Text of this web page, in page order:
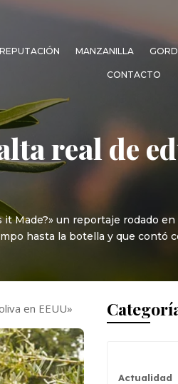
MANZANILLA
CONTACTO
real de
Made?» un reportaje rodado en
hasta la botella y que contó
en EEUU»
Actualidad